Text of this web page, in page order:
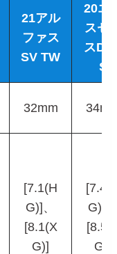
21アル
ファス
SV TW
20エ
スセ
ス
S
32mm
[7.1(H
G)]、
[8.1(X
G)]
G)]
G)]